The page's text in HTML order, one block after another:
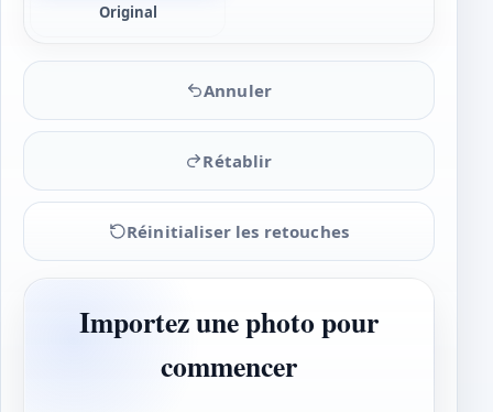
Original
Annuler
Rétablir
Réinitialiser les retouches
Importez une photo pour
commencer